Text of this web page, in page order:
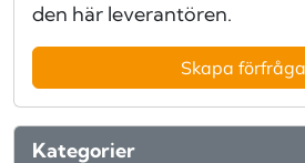
den här leverantören.
Skapa
Kategorier